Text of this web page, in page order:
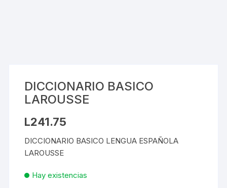
DICCIONARIO BASICO
LAROUSSE
L241.75
DICCIONARIO BASICO LENGUA ESPAÑOLA
LAROUSSE
Hay existencias